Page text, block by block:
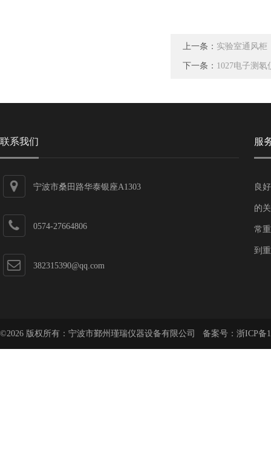
上一条： 实验室通风柜
下一条： 1027电子测氡
联系我们
宁波市桑田路华泰银座A1303
0574-27664806
382315390@qq.com
服
良
的
常
到
©2026 版权所有：宁波市鄞州瑾瑞仪器设备有限公司 备案号： 浙ICP备